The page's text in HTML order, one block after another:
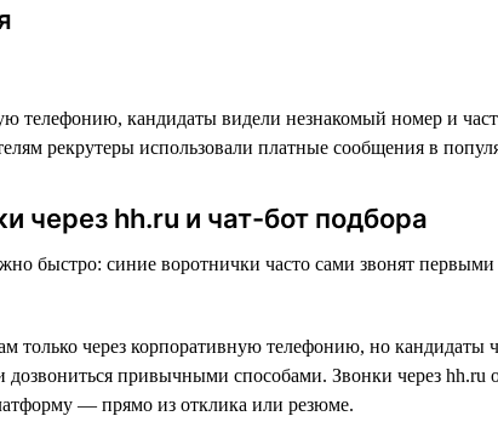
телефонию, кандидаты видели незнакомый номер и
рекрутеры использовали платные сообщения в
через hh.ru и чат-бот подбора
быстро: синие воротнички часто сами звонят
только через корпоративную телефонию, но
дозвониться привычными способами. Звонки через
— прямо из отклика или резюме.